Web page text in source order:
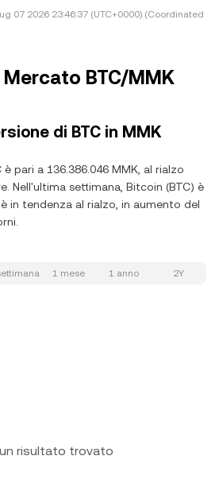
07 2026 23:46:37 (UTC+0000) (Coordinated
BTC/MMK
di BTC in MMK
pari a 136.386.046 MMK, al rialzo
Nell'ultima settimana, Bitcoin (BTC) è
in tendenza al rialzo, in aumento del
1 mese 1 anno 2Y
risultato trovato